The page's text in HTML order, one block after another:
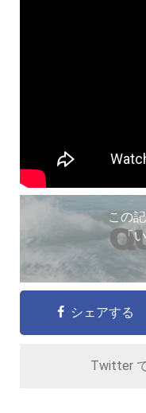
この
「
シェアする
Twitter